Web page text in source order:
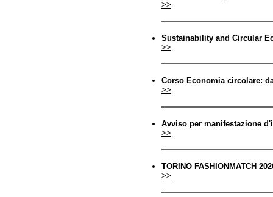
>>
Sustainability and Circular
>>
Corso Economia circolare:
>>
Avviso per manifestazione
>>
TORINO FASHIONMATCH
>>